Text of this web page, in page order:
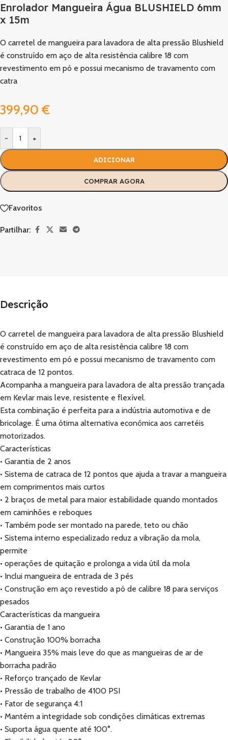
Enrolador Mangueira Água BLUSHIELD 6mm
x 15m
O carretel de mangueira para lavadora de alta pressão Blushield
é construído em aço de alta resistência calibre 18 com
revestimento em pó e possui mecanismo de travamento com
catra
399,90 €
- +
ADICIONAR
COMPRAR AGORA
Favoritos
Partilhar:
Descrição
O carretel de mangueira para lavadora de alta pressão Blushield
é construído em aço de alta resistência calibre 18 com
revestimento em pó e possui mecanismo de travamento com
catraca de 12 pontos.
Acompanha a mangueira para lavadora de alta pressão trançada
em Kevlar mais leve, resistente e flexível.
Esta combinação é perfeita para a indústria automotiva e de
bricolage. É uma ótima alternativa econômica aos carretéis
motorizados.
Características
• Garantia de 2 anos
• Sistema de catraca de 12 pontos que ajuda a travar a mangueira
em comprimentos mais curtos
• 2 braços de metal para maior estabilidade quando montados
em caminhões e reboques
• Também pode ser montado na parede, teto ou chão
• Sistema interno especializado reduz a vibração da mola,
permite
• operações de quitação e prolonga a vida útil da mola
• Inclui mangueira de entrada de 3 pés
• Construção em aço revestido a pó de calibre 18 para serviços
pesados
Características da mangueira
• Garantia de 1 ano
• Construção 100% borracha
• Mangueira 35% mais leve do que as mangueiras de ar de
borracha padrão
• Reforço trançado de Kevlar
• Pressão de trabalho de 4100 PSI
• Fator de segurança 4:1
• Mantém a integridade sob condições climáticas extremas
• Suporta água quente até 100°.